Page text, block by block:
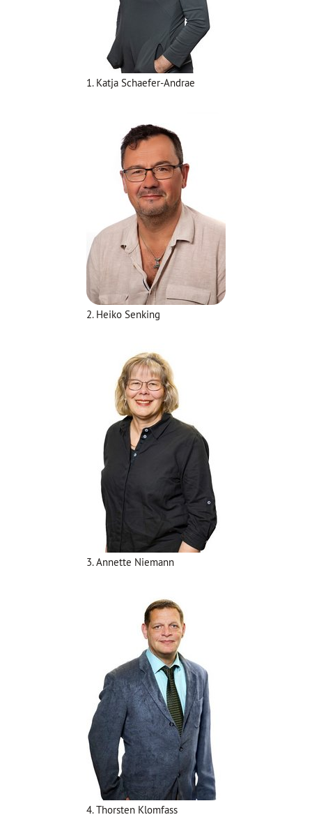
1. Katja Schaefer-Andrae
2. Heiko Senking
3. Annette Niemann
4. Thorsten Klomfass